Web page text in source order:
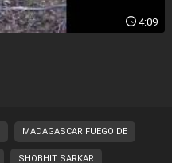
4:09
MADAGASCAR FUEGO DE
SHOBHIT SARKAR